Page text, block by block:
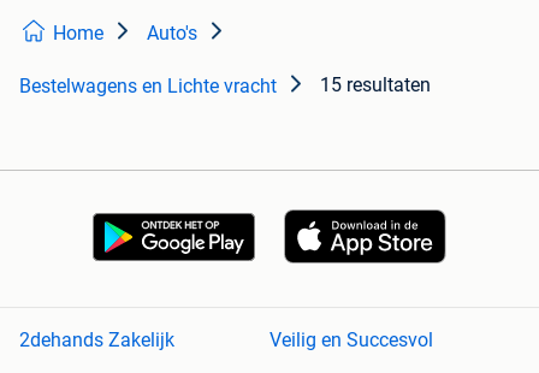
Home Auto's
Bestelwagens en Lichte vracht 15 resultaten
2dehands Zakelijk
Veilig en Succesvol